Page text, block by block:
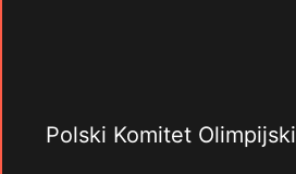
Polski Komitet Olimpijski